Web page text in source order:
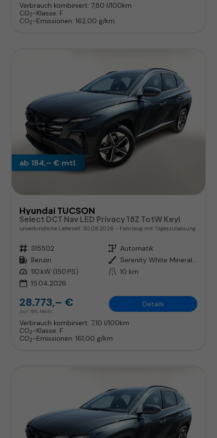
Verbrauch kombiniert: 7,80 l/100km
CO2-Klasse: F
CO2-Emissionen: 162,00 g/km
ab 184,– € mtl.
Hyundai TUCSON
Select DCT Nav LED Privacy 18Z TotW Keyl
unverbindliche Lieferzeit: 30.08.2026 Fahrzeug mit Tageszulassung
Fahrzeugnr. 315502 Getriebe Automatik
Kraftstoff Benzin Außenfarbe
Serenity White Mineraleffekt
Leistung 110 kW (150 PS) Kilometerstand 10 km
15.04.2026
28.773,– €
incl. 19% MwSt.
Details
Verbrauch kombiniert: 7,10 l/100km
CO2-Klasse: F
CO2-Emissionen: 161,00 g/km